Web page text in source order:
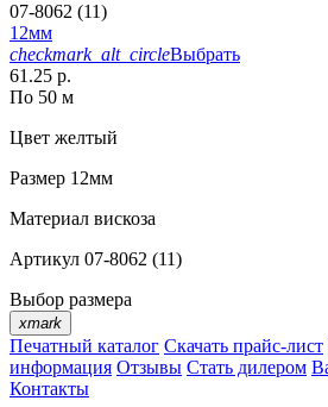
07-8062 (11)
12мм
checkmark_alt_circleВыбрать
61.25 р.
По 50 м
Цвет желтый
Размер 12мм
Материал вискоза
Артикул 07-8062 (11)
Выбор размера
xmark
Печатный каталог Скачать прайс-лист
информация Отзывы Стать дилером
Контакты